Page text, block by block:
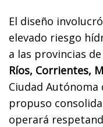
El diseño
elevado riesgo
a las provincias de
Ríos, Corrientes,
Ciudad Autónoma
propuso
operará